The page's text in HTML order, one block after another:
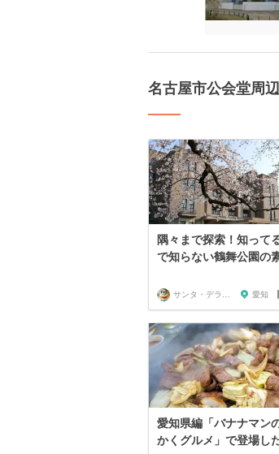
名古屋市公会堂周
隅々まで探索！知って
で知らない鶴舞公園の
サンタ・デラックス 愛知
愛知県編「バナナマン
かくグルメ」で登場し